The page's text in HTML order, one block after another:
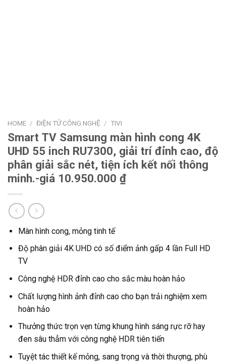
HOME / ĐIỆN TỬ CÔNG NGHỆ / TIVI
Smart TV Samsung màn hình cong 4K
UHD 55 inch RU7300, giải trí đỉnh cao, độ
phân giải sắc nét, tiện ích kết nối thông
minh.-giá 10.950.000 ₫
Màn hình cong, mỏng tinh tế
Độ phân giải 4K UHD có số điểm ảnh gấp 4 lần Full HD
TV
Công nghệ HDR đỉnh cao cho sắc màu hoàn hảo
Chất lượng hình ảnh đỉnh cao cho bạn trải nghiệm xem
hoàn hảo
Thưởng thức trọn vẹn từng khung hình sáng rực rỡ hay
đen sâu thẳm với công nghệ HDR tiên tiến
Tuyệt tác thiết kế mỏng, sang trọng và thời thượng, phù